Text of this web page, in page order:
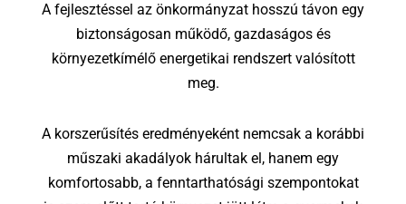
A fejlesztéssel az önkormányzat hosszú távon egy
biztonságosan működő, gazdaságos és
környezetkímélő energetikai rendszert valósított
meg.
A korszerűsítés eredményeként nemcsak a korábbi
műszaki akadályok hárultak el, hanem egy
komfortosabb, a fenntarthatósági szempontokat